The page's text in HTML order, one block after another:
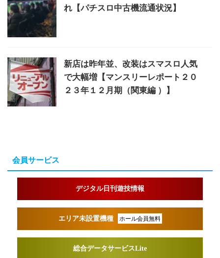
れ【パチスロ中古機流通状況】
新店は昨年並、改装はスマスロ人気
で大幅増【マンスリーレポート２０
２３年１２月期（関東編 ）】
会員サービス
デジタル日刊遊技情報
エリア未設置機種 ホール会員無料
総合データサービスLite